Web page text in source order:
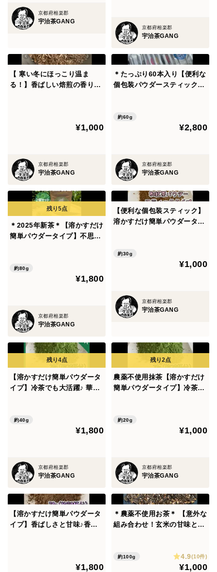
製造者 宇治茶GANG
開封後はお早めにお召し上がり下さい。
封筒に入れて郵送させて頂きます。
配送時間の指定は出来ません。
よろしくお願い致します。
京都府相楽郡
宇治茶GANG
京都府相楽郡
宇治茶GANG
【 寒い冬にほっこり温ま
る！】香ばしい焙煎の香りと
畜産堆肥不使用 宇治茶10
¥1,000
京都府相楽郡
宇治茶GANG
＊たっぷり60本入り【便利な
個包装パウダースティック】
比べセット10種類×各3本×2
個セット(計60本) 農薬・化学
約60g
¥2,800
京都府相楽郡
宇治茶GANG
＊2025年新茶＊【溶かすだけ
簡単パウダータイプ】不思議
der40g(約40杯分)×2個セッ
ト 農薬・化学肥料・除草剤・
約80g
¥1,800
京都府相楽郡
宇治茶GANG
【便利な個包装スティック】
溶かすだけ簡単パウダータイ
1g×30本 農薬・化学肥料・
除草剤・畜産堆肥不使用 宇
約30g
¥1,000
京都府相楽郡
宇治茶GANG
【溶かすだけ簡単パウダータ
イプ】冷茶でも大活躍♪ 華や
ト 農薬・化学肥料・除草剤・
畜産堆肥不使用 宇治茶100%
約40g
¥1,800
京都府相楽郡
宇治茶GANG
農薬不使用抹茶【溶かすだけ
簡単パウダータイプ】冷茶で
0杯分) 農薬・化学肥料・除草
剤・畜産堆肥不使用 宇治茶1
約20g
¥1,000
京都府相楽郡
宇治茶GANG
【溶かすだけ簡単パウダータ
イプ】香ばしさと甘味♪香り
除草剤・畜産堆肥不使用 宇
¥1,800
＊農薬不使用お茶＊ 【意外な
組み合わせ！玄米の甘味と焙
薬・化学肥料・除草剤・畜産
堆肥不使用 宇治茶100%
約100g 4.9(10件)
¥1,000